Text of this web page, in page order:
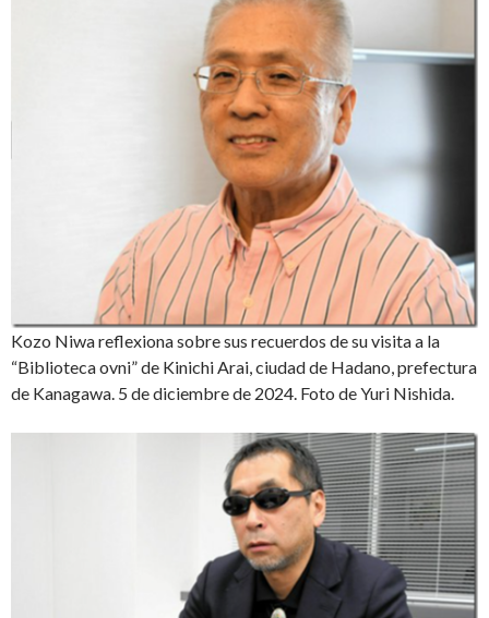
Kozo Niwa reflexiona sobre sus recuerdos de su visita a la
“Biblioteca ovni” de Kinichi Arai, ciudad de Hadano, prefectura
de Kanagawa. 5 de diciembre de 2024. Foto de Yuri Nishida.